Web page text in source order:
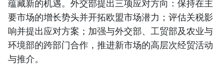
蕴藏新的机遇。外交部提出三项应对方向：保持在主
要市场的增长势头并开拓欧盟市场潜力；评估关税影
响并提出应对方案；加强与外交部、工贸部及农业与
环境部的跨部门合作，推进新市场的高层次经贸活动
与推介。